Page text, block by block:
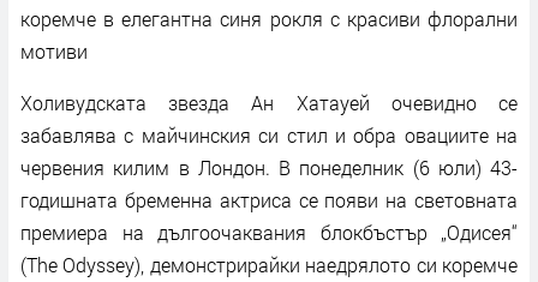
коремче в елегантна синя рокля с красиви флорални
мотиви
Холивудската звезда Ан Хатауей очевидно се
забавлява с майчинския си стил и обра овациите на
червения килим в Лондон. В понеделник (6 юли) 43-
годишната бременна актриса се появи на световната
премиера на дългоочаквания блокбъстър „Одисея“
(The Odyssey), демонстрирайки наедрялото си коремче